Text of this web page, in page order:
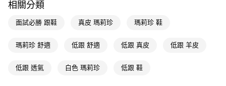
2.透過簡訊連結打開帳單後，可選擇「超商條碼／台灣大直營門市／銀行轉
帳／街口支付／iPASS MONEY」等通路繳費。
1.本服務係由「台灣大哥大股份有限公司」（以下簡稱本公司）所提供，讓
買賣價金債權讓與本公司後，依約使用本公司帳單繳交帳款。
2.基於同意付款使用「大哥付你分期」之契約關係目的，商店將以您的個人
１．於結帳方式選擇「AFTEE先享後付」後，將跳轉至「AFTEE先享後付」
２．訂單成立數日內，您將收到繳費通知簡訊。
ATM／網路銀行／等多元方式進行付款，方視為交易完成。
※ 請注意：結帳手續完成當下不需立刻繳費，但若您需要取消訂單，請聯絡
後付繳納相關費用。
每筆NT$100，滿NT$999(含以上)免運費
萊爾富付款取貨
相關分類
面試必勝 跟鞋 真皮 瑪莉珍 瑪莉珍 鞋
瑪莉珍 舒適 低跟 舒適 低跟 真皮 低跟 羊皮
低跟 透氣 白色 瑪莉珍 低跟 鞋